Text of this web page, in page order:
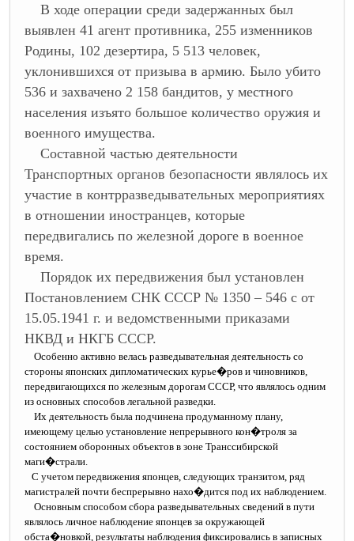
В ходе операции среди задержанных был
выявлен 41 агент противника, 255 изменников
Родины, 102 дезертира, 5 513 человек,
уклонившихся от призыва в армию. Было убито
536 и захвачено 2 158 бандитов, у местного
населения изъято большое количество оружия и
военного имущества.
Составной частью деятельности
Транспортных органов безопасности являлось их
участие в контрразведывательных мероприятиях
в отношении иностранцев, которые
передвигались по железной дороге в военное
время.
Порядок их передвижения был установлен
Постановлением СНК СССР № 1350 – 546 с от
15.05.1941 г. и ведомственными приказами
НКВД и НКГБ СССР.
Особенно активно велась разведывательная деятельность со
стороны японских дипломатических курье�ров и чиновников,
передвигающихся по железным дорогам СССР, что являлось одним
из основных способов легальной разведки.
Их деятельность была подчинена продуманному плану,
имеющему целью установление непрерывного кон�троля за
состоянием оборонных объектов в зоне Транссибирской
маги�страли.
С учетом передвижения японцев, следующих транзитом, ряд
магистралей почти беспрерывно нахо�дится под их наблюдением.
Основным способом сбора разведывательных сведений в пути
являлось личное наблюдение японцев за окружающей
обста�новкой, результаты наблюдения фиксировались в записных